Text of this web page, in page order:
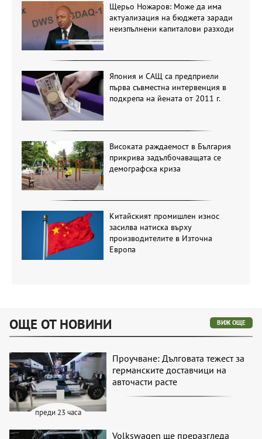
Щерьо Ножаров: Може да има
актуализация на бюджета заради
неизпълнени капиталови разходи
Япония и САЩ са предприели
първа съвместна интервенция в
подкрепа на йената от 2011 г.
Високата раждаемост в България
прикрива задълбочаващата се
демографска криза
Китайският промишлен износ
засилва натиска върху
производителите в Източна
Европа
ОЩЕ ОТ НОВИНИ ВИЖ ОЩЕ
преди 23 часа
Проучване: Дълговата тежест за
германските доставчици на
авточасти расте
Volkswagen ще преразгледа